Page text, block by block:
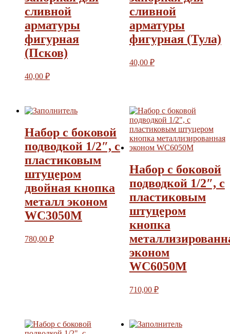
сливной
арматуры
фигурная
(Псков)
40,00 ₽
сливной
арматуры
фигурная (Тула)
40,00 ₽
Набор с боковой
подводкой 1/2″, с
пластиковым
штуцером
двойная кнопка
металл эконом
WC3050M
780,00 ₽
Набор с боковой
подводкой 1/2″, с
пластиковым
штуцером
кнопка
эконом
WC6050M
710,00 ₽